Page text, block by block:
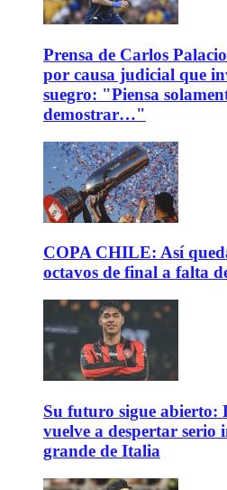
Prensa de Carlos
por causa judicial que
suegro: "Piensa
demostrar…"
COPA CHILE: Así
octavos de final a falta
Su futuro sigue abierto:
vuelve a despertar serio
grande de Italia